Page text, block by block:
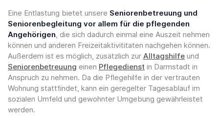
Eine Entlastung bietet unsere Seniorenbetreuung und
Seniorenbegleitung vor allem für die pflegenden
Angehörigen, die sich dadurch einmal eine Auszeit nehmen
können und anderen Freizeitaktivititaten nachgehen können.
Außerdem ist es möglich, zusätzlich zur Alltagshilfe und
Seniorenbetreuung einen Pflegedienst in Darmstadt in
Anspruch zu nehmen. Da die Pflegehilfe in der vertrauten
Wohnung stattfindet, kann ein geregelter Tagesablauf im
sozialen Umfeld und gewohnter Umgebung gewährleistet
werden.